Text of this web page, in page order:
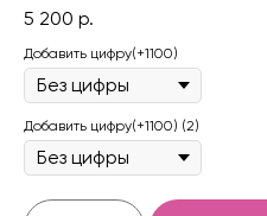
5 200 р.
Добавить цифру(+1100)
Добавить цифру(+1100) (2)